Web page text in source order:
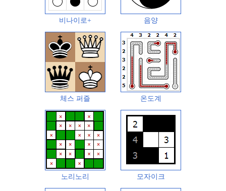
비나이로+ 음양
체스 퍼즐 온도계
노리노리 모자이크